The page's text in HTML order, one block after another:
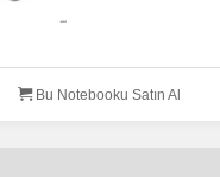
Bu Notebooku Satın Al